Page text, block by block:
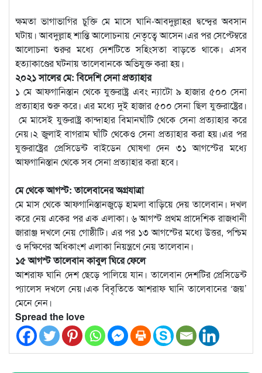
ক্ষমতা ভাগাভাগির চুক্তি মে মাসে ঘানি-আবদুল্লাহর দ্বন্দ্বের অবসান
ঘটায়। আবদুল্লাহ শান্তি আলোচনায় নেতৃত্বে আসেন।এর পর সেপ্টেম্বরে
আলোচনা শুরুর মধ্যে দেশটিতে সহিংসতা বাড়তে থাকে। এসব
হত্যাকাণ্ডের ঘটনায় তালেবানকে অভিযুক্ত করা হয়।
২০২১ সালের মে: বিদেশি সেনা প্রত্যাহার
১ মে আফগানিস্তান থেকে যুক্তরাষ্ট্র এবং ন্যাটো ৯ হাজার ৫০০ সেনা
প্রত্যাহার শুরু করে। এর মধ্যে দুই হাজার ৫০০ সেনা ছিল যুক্তরাষ্ট্রের।
মে মাসেই যুক্তরাষ্ট্র কান্দাহার বিমানঘাঁটি থেকে সেনা প্রত্যাহার করে
নেয়।২ জুলাই বাগরাম ঘাঁটি থেকেও সেনা প্রত্যাহার করা হয়।এর পর
যুক্তরাষ্ট্রের প্রেসিডেন্ট বাইডেন ঘোষণা দেন ৩১ আগস্টের মধ্যে
আফগানিস্তান থেকে সব সেনা প্রত্যাহার করা হবে।
মে থেকে আগস্ট: তালেবানের অগ্রযাত্রা
মে মাস থেকে আফগানিস্তানজুড়ে হামলা বাড়িয়ে দেয় তালেবান। দখল
করে নেয় একের পর এক এলাকা। ৬ আগস্ট প্রথম প্রাদেশিক রাজধানী
জারাঞ্জ দখলে নেয় গোষ্ঠীটি। এর পর ১৩ আগস্টের মধ্যে উত্তর, পশ্চিম
ও দক্ষিণের অধিকাংশ এলাকা নিয়ন্ত্রণে নেয় তালেবান।
১৫ আগস্ট তালেবান কাবুল ঘিরে ফেলে
আশরাফ ঘানি দেশ ছেড়ে পালিয়ে যান। তালেবান দেশটির প্রেসিডেন্ট
প্যালেস দখলে নেয়।এক বিবৃতিতে আশরাফ ঘানি তালেবানের ‘জয়’
মেনে নেন।
Spread the love